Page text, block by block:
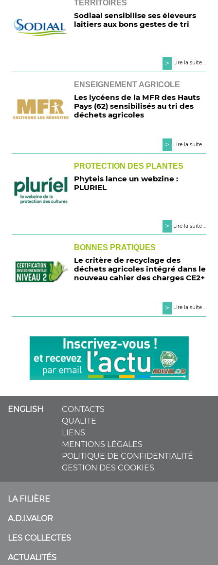
TERRITOIRES
Sodiaal sensibilise ses éleveurs
laitiers aux bons gestes de tri
> Lire la suite ...
ENSEIGNEMENT AGRICOLE
Les lycéens de la MFR des Hauts
Pays (62) sensibilisés au tri des
déchets agricoles
> Lire la suite ...
PROTECTION DES PLANTES
Phyteis lance un webzine :
PLURIEL
> Lire la suite ...
BONNES PRATIQUES
Le critère de recyclage des
déchets agricoles intégré dans le
nouveau cahier des charges CE2+
> Lire la suite ...
ENGLISH
CONTACTS
QUALITE
LIENS
MENTIONS LÉGALES
POLITIQUE DE CONFIDENTIALITÉ
GESTION DES COOKIES
LA FILIÈRE
A.D.I.VALOR
LES COLLECTES
ACTUALITÉS